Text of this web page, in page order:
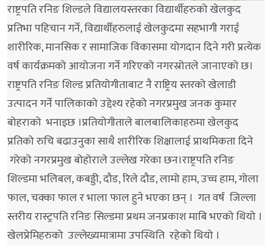
राष्ट्रपति रनिङ शिल्डले विद्यालयस्तरका विद्यार्थीहरुको खेलकुद
प्रतिभा पहिचान गर्ने, विद्यार्थीहरुलाई खेलकुदमा सहभागी गराई
शारीरिक, मानसिक र सामाजिक विकासमा योगदान दिने गरी प्रत्येक
वर्ष कार्यक्रमको आयोजना गर्ने गरिएको नगरस्रोतले जानाएको छ।
राष्ट्रपति रनिङ शिल्ड प्रतियोगीताबाट नै राष्ट्रिय स्तरको खेलाडी
उत्पादन गर्ने पालिकाको उद्देश्य रहेको नगरप्रमुख जनक कुमार
बोहराको भनाइछ ।प्रतियोगीताले बालबालिकाहरुमा खेलकुद
प्रतिको रुचि बढाउनुका साथै शारीरिक शिक्षालाई प्राथमिकता दिने
गरेको नगरप्रमुख बोहोराले उल्लेख गरेका छन।राष्ट्रपति रनिङ
शिल्डमा भलिबल, कबड्डी, दौड, रिले दौड, लामो हाम, उच्च हाम, गोला
फाल, चक्का फाल र भाला फाल हुने भएका छन् । गत वर्ष जिल्ला
स्तरीय रास्ट्रपति रनिङ सिल्डमा प्रथम जनप्रकाश माबि भएको थियो ।
खेलप्रेमिहरुको उल्लेख्यमात्रामा उपस्थिति रहेको थियो ।